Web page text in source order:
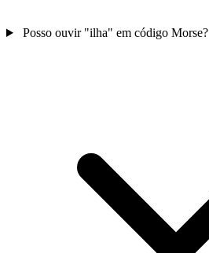
Posso ouvir "ilha" em código Morse?